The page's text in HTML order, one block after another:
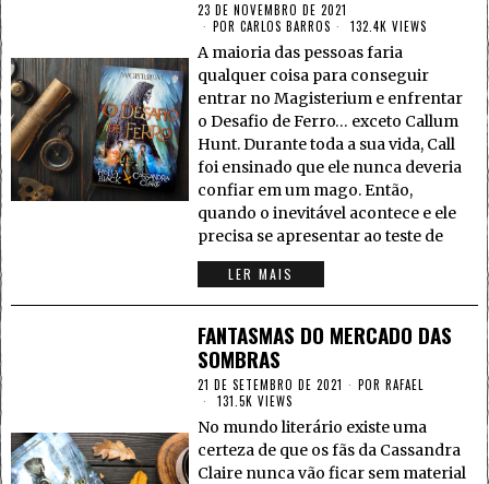
23 DE NOVEMBRO DE 2021
PORCARLOS BARROS 132.4K VIEWS
A maioria das pessoas faria
qualquer coisa para conseguir
entrar no Magisterium e enfrentar
o Desafio de Ferro… exceto Callum
Hunt. Durante toda a sua vida, Call
foi ensinado que ele nunca deveria
confiar em um mago. Então,
quando o inevitável acontece e ele
precisa se apresentar ao teste de
LER MAIS
FANTASMAS DO MERCADO DAS
SOMBRAS
21 DE SETEMBRO DE 2021 PORRAFAEL
131.5K VIEWS
No mundo literário existe uma
certeza de que os fãs da Cassandra
Claire nunca vão ficar sem material